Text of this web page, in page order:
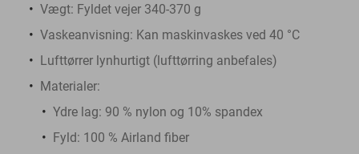
Vægt: Fyldet vejer 340-370 g
Vaskeanvisning: Kan maskinvaskes ved 40 °C
Lufttørrer lynhurtigt (lufttørring anbefales)
Materialer:
Ydre lag: 90 % nylon og 10% spandex
Fyld: 100 % Airland fiber